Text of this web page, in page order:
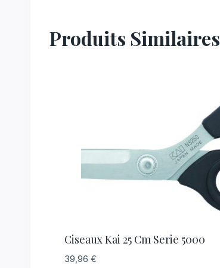
Produits Similaires
Ciseaux Kai 25 Cm Serie 5000
39,96 €